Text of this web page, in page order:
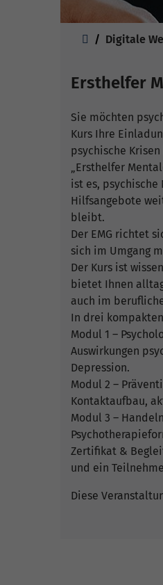
Digitale
Ersthelfer
Sie möchten
Kurs Ihre
psychische
„Ersthelfer
ist es,
Hilfsangebote
bleibt.
Der EMG richtet
sich im Umgang
Der Kurs ist
bietet Ihnen
auch im
In drei
Modul 1 –
Auswirkungen
Depression.
Modul 2 –
Kontaktaufbau,
Modul 3 –
Zertifikat &
und ein
Diese